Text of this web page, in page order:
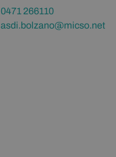
0471 266110
asdi.bolzano@micso.net